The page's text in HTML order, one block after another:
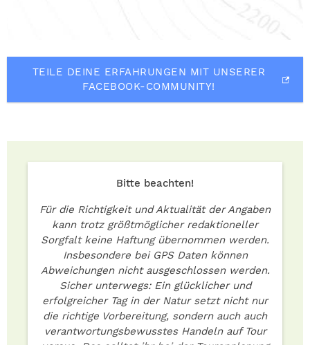
TEILE DEINE ERFAHRUNGEN MIT UNSERER
FACEBOOK-COMMUNITY!
Bitte beachten!
Für die Richtigkeit und Aktualität der Angaben
kann trotz größtmöglicher redaktioneller
Sorgfalt keine Haftung übernommen werden.
Insbesondere bei GPS Daten können
Abweichungen nicht ausgeschlossen werden.
Sicher unterwegs: Ein glücklicher und
erfolgreicher Tag in der Natur setzt nicht nur
die richtige Vorbereitung, sondern auch auch
verantwortungsbewusstes Handeln auf Tour